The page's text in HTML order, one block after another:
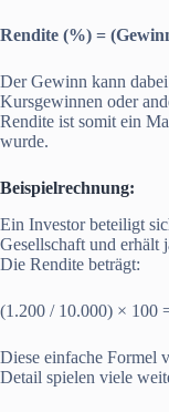
Rendite (%) =
Der Gewinn kann
Kursgewinnen oder
Rendite ist somit ein
wurde.
Beispielrechnung:
Ein Investor beteiligt
Gesellschaft und erhält
Die Rendite beträgt:
(1.200 / 10.000) × 100
Diese einfache Formel
Detail spielen viele